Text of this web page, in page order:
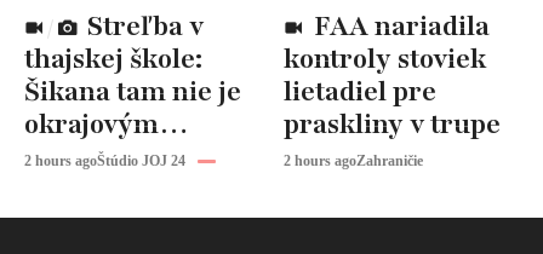
thajskej škole:
Šikana tam nie je
okrajovým
problémom,
expertka
2 hours agoŠtúdio JOJ 24
kontroly stoviek
lietadiel pre
praskliny v trupe
2 hours agoZahraničie